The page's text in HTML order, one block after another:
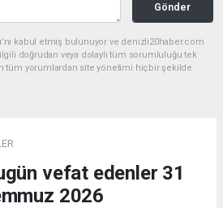
Gönder
kabul etmiş bulunuyor ve denizli20haber.com
doğrudan veya dolaylı tüm sorumluluğu tek
tüm yorumlardan site yönetimi hiçbir şekilde
vefat edenler 31
2026